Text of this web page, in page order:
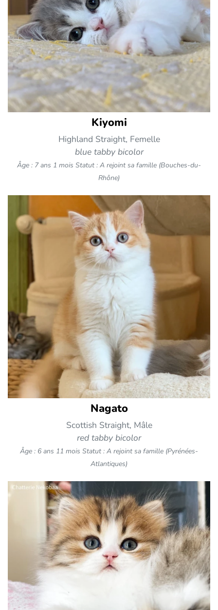
Kiyomi
Highland Straight, Femelle
blue tabby bicolor
Âge : 7 ans 1 mois Statut : A rejoint sa famille (Bouches-du-
Rhône)
Nagato
Scottish Straight, Mâle
red tabby bicolor
Âge : 6 ans 11 mois Statut : A rejoint sa famille (Pyrénées-
Atlantiques)